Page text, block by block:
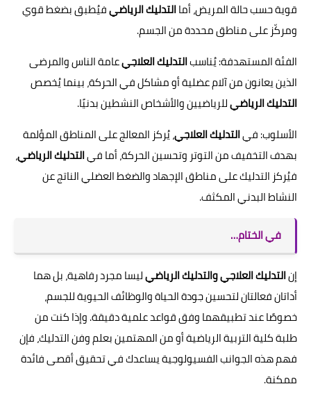
قوية حسب حالة المريض، أماالتدليك الرياضيفيُطبق بضغط قوي
ومركّز على مناطق محددة من الجسم.
الفئة المستهدفة: يُناسبالتدليك العلاجيعامة الناس والمرضى
الذين يعانون من آلام عضلية أو مشاكل في الحركة، بينما يُخصص
التدليك الرياضيللرياضيين والأشخاص النشطين بدنيًا.
الأسلوب: فيالتدليك العلاجي، يُركز المعالج على المناطق المؤلمة
بهدف التخفيف من التوتر وتحسين الحركة، أما فيالتدليك الرياضي،
فيُركز التدليك على مناطق الإجهاد والضغط العضلي الناتج عن
النشاط البدني المكثف.
في الختام…
إنالتدليك العلاجي والتدليك الرياضيليسا مجرد رفاهية، بل هما
أداتان فعالتان لتحسين جودة الحياة والوظائف الحيوية للجسم،
خصوصًا عند تطبيقهما وفق قواعد علمية دقيقة. وإذا كنت من
طلبة كلية التربية الرياضية أو من المهتمين بعلم وفن التدليك، فإن
فهم هذه الجوانب الفسيولوجية يساعدك في تحقيق أقصى فائدة
ممكنة.